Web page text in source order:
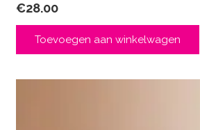
€28.00
Toevoegen aan winkelwagen